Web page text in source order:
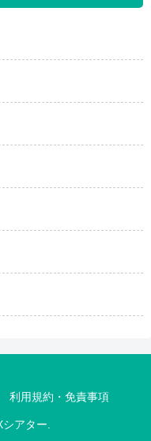
利用規約・免責事項
アター.